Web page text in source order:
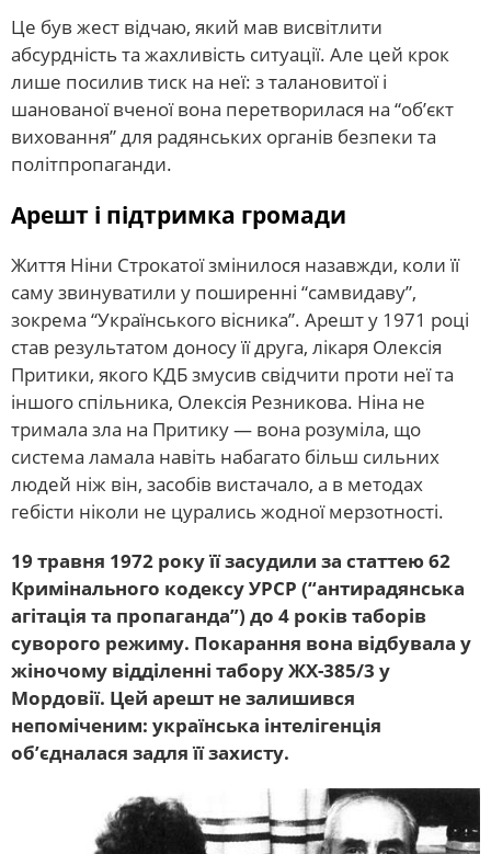
Це був жест відчаю, який мав висвітлити
абсурдність та жахливість ситуації. Але цей крок
лише посилив тиск на неї: з талановитої і
шанованої вченої вона перетворилася на “об’єкт
виховання” для радянських органів безпеки та
політпропаганди.
Арешт і підтримка громади
Життя Ніни Строкатої змінилося назавжди, коли її
саму звинуватили у поширенні “самвидаву”,
зокрема “Українського вісника”. Арешт у 1971 році
став результатом доносу її друга, лікаря Олексія
Притики, якого КДБ змусив свідчити проти неї та
іншого спільника, Олексія Резникова. Ніна не
тримала зла на Притику — вона розуміла, що
система ламала навіть набагато більш сильних
людей ніж він, засобів вистачало, а в методах
гебісти ніколи не цурались жодної мерзотності.
19 травня 1972 року її засудили за статтею 62
Кримінального кодексу УРСР (“антирадянська
агітація та пропаганда”) до 4 років таборів
суворого режиму. Покарання вона відбувала у
жіночому відділенні табору ЖХ-385/3 у
Мордовії. Цей арешт не залишився
непоміченим: українська інтелігенція
об’єдналася задля її захисту.